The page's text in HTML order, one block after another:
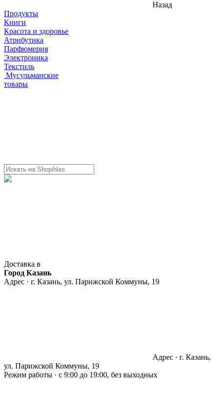
Назад
Продукты
Книги
Красота и здоровье
Атрибутика
Парфюмерия
Электроника
Текстиль
Мусульманские
товары
Доставка в
Город Казань
Адрес · г. Казань, ул. Парижской Коммуны, 19
Адрес · г. Казань,
ул. Парижской Коммуны, 19
Режим работы · с 9:00 до 19:00, без выходных